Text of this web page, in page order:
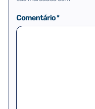
Comentário*